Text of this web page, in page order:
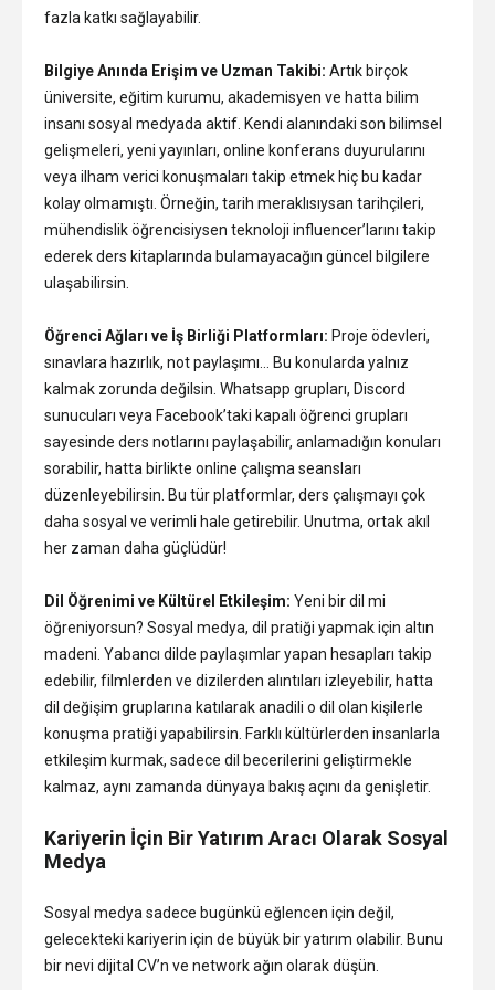
fazla katkı sağlayabilir.
Bilgiye Anında Erişim ve Uzman Takibi: Artık birçok
üniversite, eğitim kurumu, akademisyen ve hatta bilim
insanı sosyal medyada aktif. Kendi alanındaki son bilimsel
gelişmeleri, yeni yayınları, online konferans duyurularını
veya ilham verici konuşmaları takip etmek hiç bu kadar
kolay olmamıştı. Örneğin, tarih meraklısıysan tarihçileri,
mühendislik öğrencisiysen teknoloji influencer’larını takip
ederek ders kitaplarında bulamayacağın güncel bilgilere
ulaşabilirsin.
Öğrenci Ağları ve İş Birliği Platformları: Proje ödevleri,
sınavlara hazırlık, not paylaşımı… Bu konularda yalnız
kalmak zorunda değilsin. Whatsapp grupları, Discord
sunucuları veya Facebook’taki kapalı öğrenci grupları
sayesinde ders notlarını paylaşabilir, anlamadığın konuları
sorabilir, hatta birlikte online çalışma seansları
düzenleyebilirsin. Bu tür platformlar, ders çalışmayı çok
daha sosyal ve verimli hale getirebilir. Unutma, ortak akıl
her zaman daha güçlüdür!
Dil Öğrenimi ve Kültürel Etkileşim: Yeni bir dil mi
öğreniyorsun? Sosyal medya, dil pratiği yapmak için altın
madeni. Yabancı dilde paylaşımlar yapan hesapları takip
edebilir, filmlerden ve dizilerden alıntıları izleyebilir, hatta
dil değişim gruplarına katılarak anadili o dil olan kişilerle
konuşma pratiği yapabilirsin. Farklı kültürlerden insanlarla
etkileşim kurmak, sadece dil becerilerini geliştirmekle
kalmaz, aynı zamanda dünyaya bakış açını da genişletir.
Kariyerin İçin Bir Yatırım Aracı Olarak Sosyal
Medya
Sosyal medya sadece bugünkü eğlencen için değil,
gelecekteki kariyerin için de büyük bir yatırım olabilir. Bunu
bir nevi dijital CV’n ve network ağın olarak düşün.